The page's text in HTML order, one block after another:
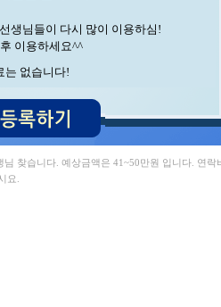
, 최** 수학/과학
, 김** 영어/일본어
학/과학 , 김** 수학/영어
학 , 임** 과학/수학
국어회화/중국어 , 조** 수학
학 , 최** 일본어/일본어회화
/영어 , 김** 수학/영어
, 이** 수학/영어
, 박** 수학
, 양** 영어
, 이** 수학/영어
생님들이 다시 많이 이용하심!
이용하세요^^
는 없습니다!
찾습니다. 예상금액은 41~50만원 입니다. 연락
요.